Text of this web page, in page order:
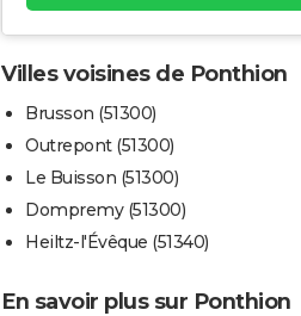
Villes voisines de Ponthion
Brusson (51300)
Outrepont (51300)
Le Buisson (51300)
Dompremy (51300)
Heiltz-l'Évêque (51340)
En savoir plus sur Ponthion